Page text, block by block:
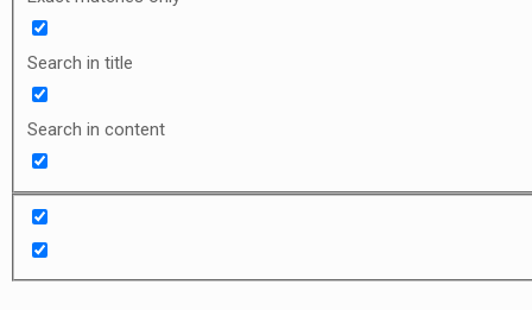
Search in title
Search in content